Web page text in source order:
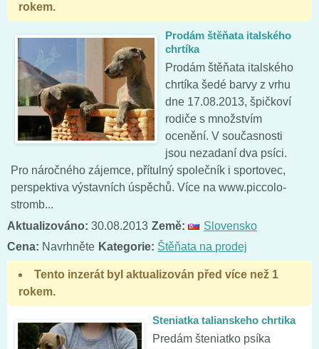
rokem.
Prodám štěňata italského
chrtíka
Prodám štěňata italského
chrtíka šedé barvy z vrhu
dne 17.08.2013, špičkoví
rodiče s množstvím
ocenění. V současnosti
jsou nezadaní dva psíci.
Pro náročného zájemce, přítulný společník i sportovec,
perspektiva výstavních úspěchů. Více na www.piccolo-
stromb...
Aktualizováno: 30.08.2013 Země:
Slovensko
Cena: Navrhněte Kategorie: Štěňata na prodej
Tento inzerát byl aktualizován před více než 1
rokem.
Steniatka talianskeho chrtika
Predám šteniatko psíka